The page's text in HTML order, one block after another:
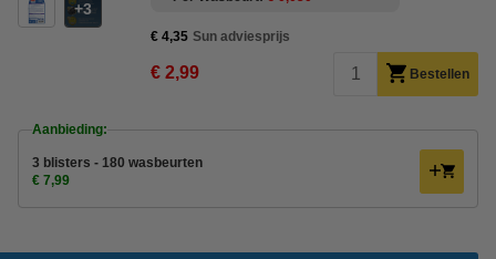
3
€ 4,35 Sun adviesprijs
€ 2,99 Bestellen
Aanbieding:
3 blisters - 180 wasbeurten
€ 7,99